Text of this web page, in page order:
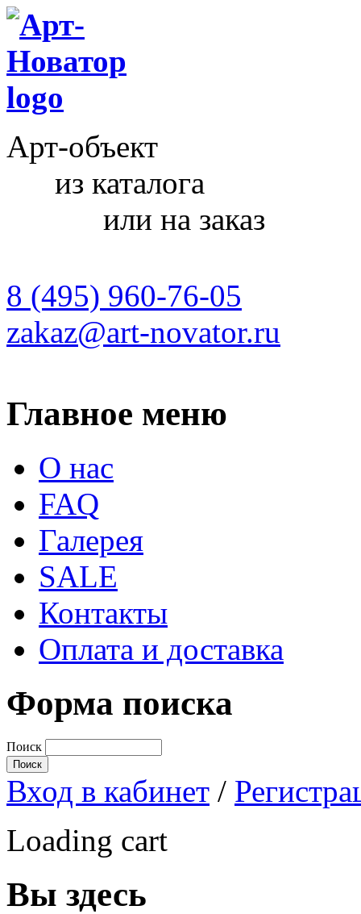
Арт-объект
из каталога
или на заказ
8 (495) 960-76-05
zakaz@art-novator.ru
Главное меню
О нас
FAQ
Галерея
SALE
Контакты
Оплата и доставка
Форма поиска
Поиск
Вход в кабинет /
Loading cart
Вы здесь